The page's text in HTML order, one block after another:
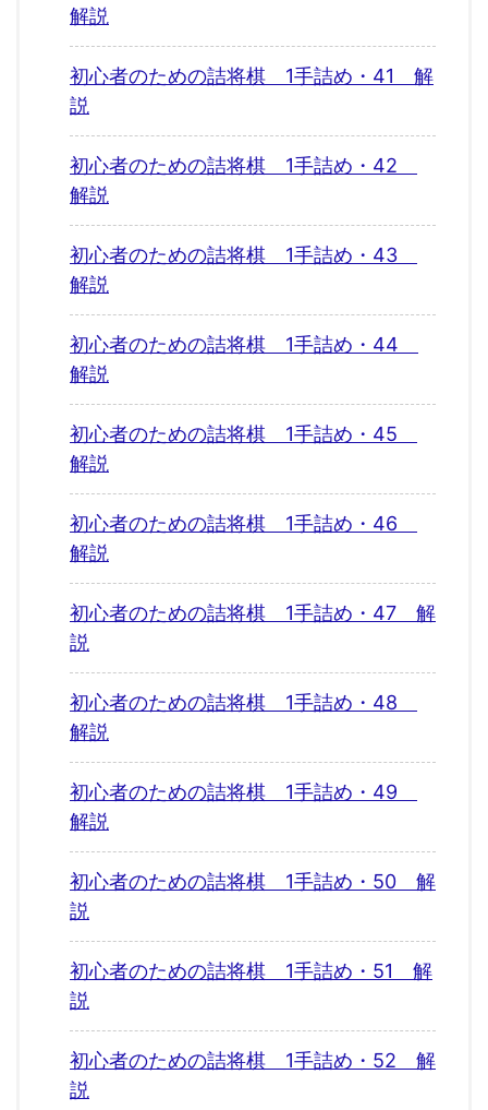
解説
初心者のための詰将棋 1手詰め・41 解
説
初心者のための詰将棋 1手詰め・42
解説
初心者のための詰将棋 1手詰め・43
解説
初心者のための詰将棋 1手詰め・44
解説
初心者のための詰将棋 1手詰め・45
解説
初心者のための詰将棋 1手詰め・46
解説
初心者のための詰将棋 1手詰め・47 解
説
初心者のための詰将棋 1手詰め・48
解説
初心者のための詰将棋 1手詰め・49
解説
初心者のための詰将棋 1手詰め・50 解
説
初心者のための詰将棋 1手詰め・51 解
説
初心者のための詰将棋 1手詰め・52 解
説